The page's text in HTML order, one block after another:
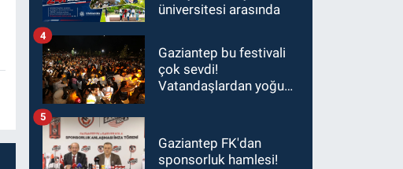
üniversitesi arasında
Gaziantep bu festivali
çok sevdi!
Vatandaşlardan yoğun
4
Gaziantep FK'dan
sponsorluk hamlesi!
5